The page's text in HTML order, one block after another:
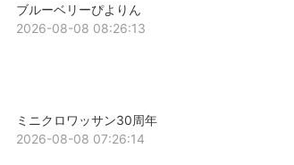
ブルーベリーぴよりん
2026-08-08 08:26:13
ミニクロワッサン30周年
2026-08-08 07:26:14